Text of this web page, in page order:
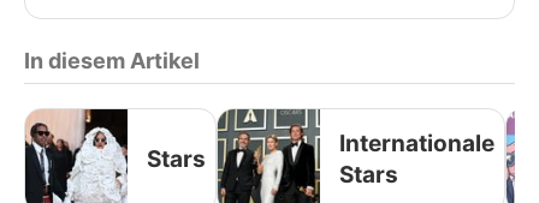
In diesem Artikel
Stars
Internationale
Stars